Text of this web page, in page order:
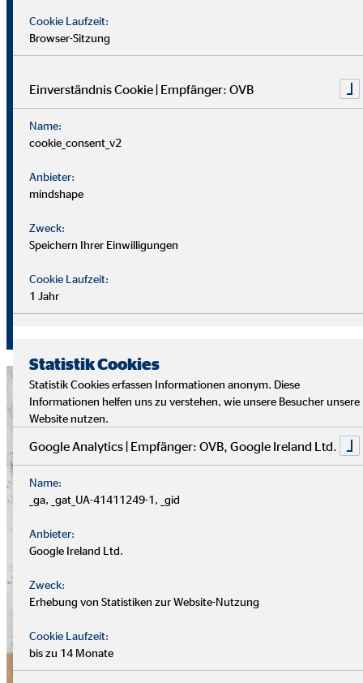
gleiche Chancen für alle.
Du durchläufst einen strukturierten Plan mit
Aufstiegsmöglichkeiten durch Ausbildung und Praxis.
Unterstützung bekommst du von deinem Team und deiner
Cookie Laufzeit:
Browser-Sitzung
Einverständnis Cookie | Empfänger: OVB
Name:
cookie_consent_v2
Anbieter:
mindshape
Zweck:
Speichern Ihrer Einwilligungen
Cookie Laufzeit:
1 Jahr
Statistik Cookies
Statistik Cookies erfassen Informationen anonym. Diese
Informationen helfen uns zu verstehen, wie unsere Besucher unsere
Website nutzen.
Google Analytics | Empfänger: OVB, Google Ireland Ltd.
Name:
_ga, _gat_UA-41411249-1, _gid
Anbieter:
Google Ireland Ltd.
Zweck:
Erhebung von Statistiken zur Website-Nutzung
Cookie Laufzeit:
bis zu 14 Monate